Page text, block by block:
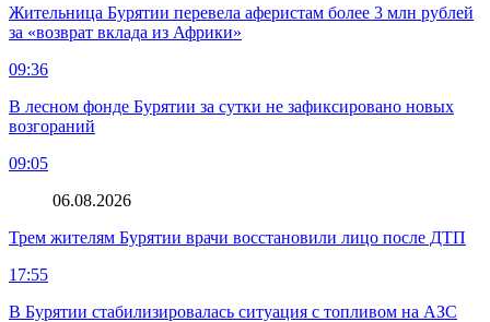
Жительница Бурятии перевела аферистам более 3 млн рублей
за «возврат вклада из Африки»
09:36
В лесном фонде Бурятии за сутки не зафиксировано новых
возгораний
09:05
06.08.2026
Трем жителям Бурятии врачи восстановили лицо после ДТП
17:55
В Бурятии стабилизировалась ситуация с топливом на АЗС